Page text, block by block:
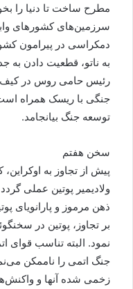
مطرح ساخت تا دنیا را
سرزمین‌های کشورهای
دمکراسی در پیرامون
به ناتو، قطعیت دادن
رئیس حامی روس در کیف،
جنگی با ریسک همراه
توسعه جنگ بیانجامد.
سخن هفتم
پیش از تجاوز به
ولادیمیر پوتین عملی
ذهن مرموز و پارانویای
بر تجاوز، پوتین در
نمود. البته تناسب قوای
جنگ اتمی را ناممکن
زخمی شده آنها و